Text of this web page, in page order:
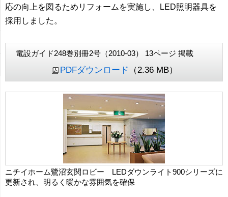
応の向上を図るためリフォームを実施し、LED照明器具を
採用しました。
電設ガイド248巻別冊2号（2010-03） 13ページ 掲載
PDFダウンロード （2.36 MB）
ニチイホーム鷺沼玄関ロビー LEDダウンライト900シリーズに
更新され、明るく暖かな雰囲気を確保